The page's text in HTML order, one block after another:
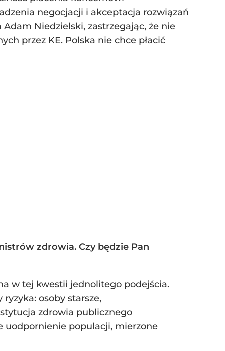
negocjacji i akceptacja rozwiązań
Niedzielski, zastrzegając, że nie
przez KE. Polska nie chce płacić
zdrowia. Czy będzie Pan
w tej kwestii jednolitego podejścia.
osoby starsze,
zdrowia publicznego
uodpornienie populacji, mierzone